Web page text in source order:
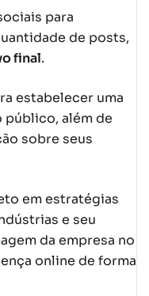
para
de posts,
final.
estabelecer uma
público, além de
sobre seus
em estratégias
e seu
da empresa no
online de forma